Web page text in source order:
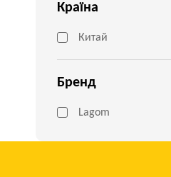
Країна
Китай
Бренд
Lagom